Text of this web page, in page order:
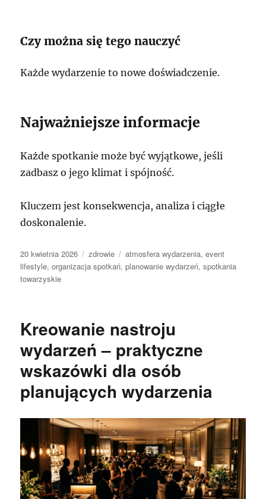
Czy można się tego nauczyć
Każde wydarzenie to nowe doświadczenie.
Najważniejsze informacje
Każde spotkanie może być wyjątkowe, jeśli
zadbasz o jego klimat i spójność.
Kluczem jest konsekwencja, analiza i ciągłe
doskonalenie.
Data
publikacji
20 kwietnia 2026 Kategorie
zdrowie Tagi
atmosfera wydarzenia,event
lifestyle,organizacja spotkań,planowanie wydarzeń,spotkania
towarzyskie
Kreowanie nastroju
wydarzeń – praktyczne
wskazówki dla osób
planujących wydarzenia